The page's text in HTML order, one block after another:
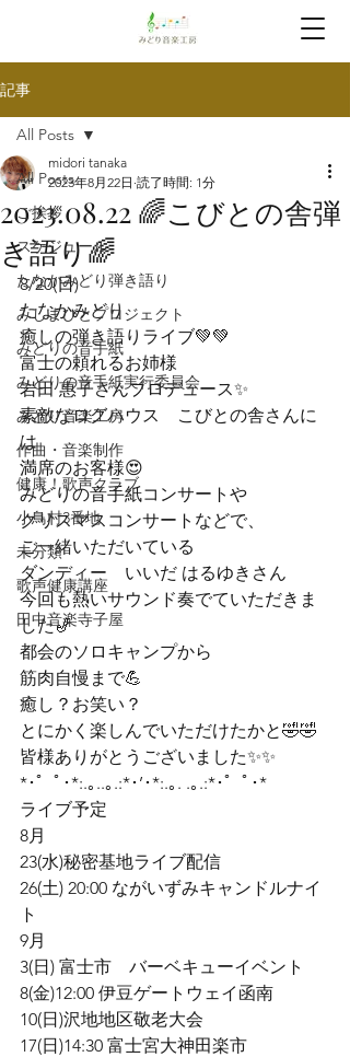
記事
All Posts
ご挨拶
スケジュール
たなかみどり弾き語り
みしまびとプロジェクト
みどりの音手紙
みどりの音手紙実行委員会
みどり音楽工房
作曲・音楽制作
健康！歌声クラブ
小鳥村3番地
未分類
歌声健康講座
田中音楽寺子屋
All Posts
2023.08.22 🌈こびとの舎弾
き語り🌈
midori tanaka
2023年8月22日 読了時間: 1分
8/20(日)
たなかみどり
癒しの弾き語りライブ💚💚
富士の頼れるお姉様
岩田 惠子さんプロデュース✨
素敵なログハウス　こびとの舎さんに
は
満席のお客様😍
みどりの音手紙コンサートや
クリスマスコンサートなどで、
ご一緒いただいている
ダンディー　いいだ はるゆきさん
今回も熱いサウンド奏でていただきま
した🎷
都会のソロキャンプから
筋肉自慢まで💪
癒し？お笑い？
とにかく楽しんでいただけたかと🤣🤣
皆様ありがとうございました✨✨
*･゜ﾟ･*:.｡..｡.:*･’･*:.｡. .｡.:*･゜ﾟ･*
ライブ予定
8月
23(水)秘密基地ライブ配信
26(土) 20:00 ながいずみキャンドルナイ
ト
9月
3(日) 富士市　バーベキューイベント
8(金)12:00 伊豆ゲートウェイ函南
10(日)沢地地区敬老大会
17(日)14:30 富士宮大神田楽市